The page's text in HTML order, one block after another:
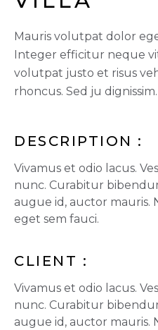
Mauris volutpat dolor
Integer efficitur neque
volutpat justo et risus
rhoncus. Sed ju dignissim.
DESCRIPTION :
Vivamus et odio lacus.
nunc. Curabitur
augue id, auctor mauris.
eget sem fauci.
CLIENT :
Vivamus et odio lacus.
nunc. Curabitur
augue id, auctor mauris.